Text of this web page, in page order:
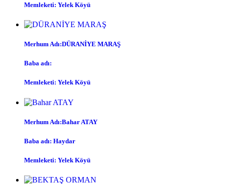
Memleketi: Yelek Köyü
Merhum Adı:DÜRANİYE MARAŞ
Baba adı:
Memleketi: Yelek Köyü
Merhum Adı:Bahar ATAY
Baba adı: Haydar
Memleketi: Yelek Köyü